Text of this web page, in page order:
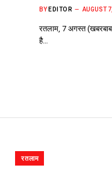
BY EDITOR AUGUST
रतलाम, 7 अगस्त
है…
रतलाम